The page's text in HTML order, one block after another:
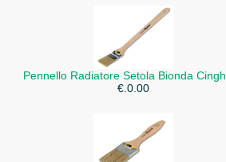
Pennello Radiatore Setola Bionda
€.0.00